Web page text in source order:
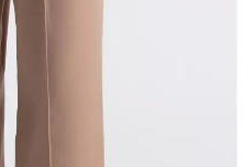
Бесшовные леггинсы
LEGGINGS (черный) Giulia